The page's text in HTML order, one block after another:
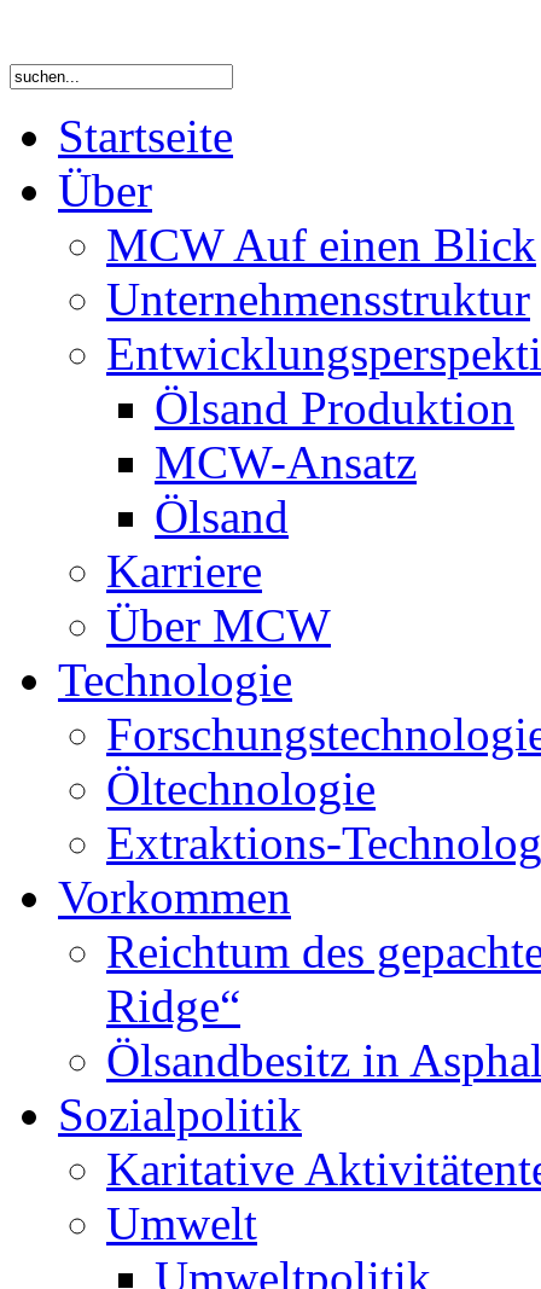
Startseite
Über
MCW Auf einen Blick
Unternehmensstruktur
Ölsand Produktion
MCW-Ansatz
Ölsand
Karriere
Über MCW
Technologie
Öltechnologie
Extraktions-
Vorkommen
Reichtum des
Ridge“
Ölsandbesitz in
Sozialpolitik
Karitative
Umwelt
Umweltpolitik